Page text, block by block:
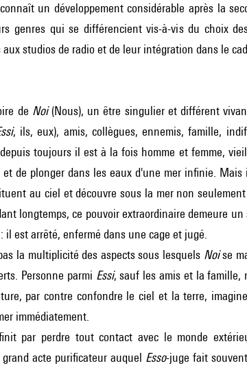
un développement considérable après la
genres qui se différencient vis-à-vis du choix
studios de radio et de leur intégration dans le
de Noi(Nous), un être singulier et différent
, ils, eux), amis, collègues, ennemis, famille,
toujours il est à la fois homme et femme,
de plonger dans les eaux d'une mer infinie.
au ciel et découvre sous la mer non
longtemps, ce pouvoir extraordinaire demeure
est arrêté, enfermé dans une cage et jugé.
la multiplicité des aspects sous lesquels Noise
Personne parmi Essi, sauf les amis et la famille,
par contre confondre le ciel et la terre,
immédiatement.
par perdre tout contact avec le monde
acte purificateur auquel Esso-juge fait